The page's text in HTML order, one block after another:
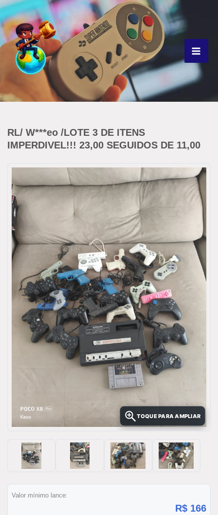
Ir
para
o
conteúdo
RL/ W***eo /LOTE 3 DE ITENS
IMPERDIVEL!!! 23,00 SEGUIDOS DE 11,00
TOQUE PARA AMPLIAR
Valor mínimo lance:
R$ 166